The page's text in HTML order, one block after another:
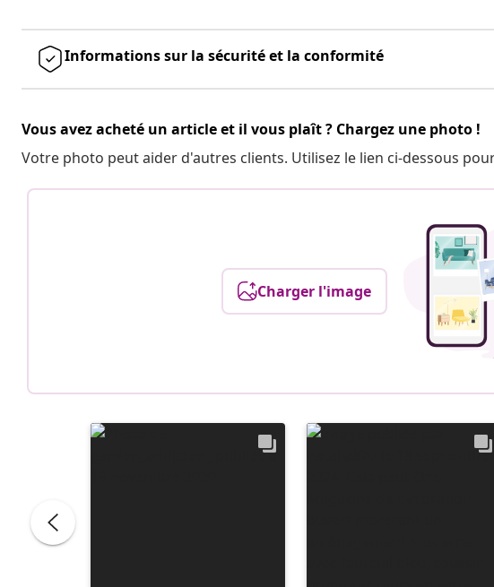
Informations sur la sécurité et la conformité
Vous avez acheté un article et il vous plaît ? Chargez une photo !
Votre photo peut aider d'autres clients. Utilisez le lien ci-dessous
Charger l'image